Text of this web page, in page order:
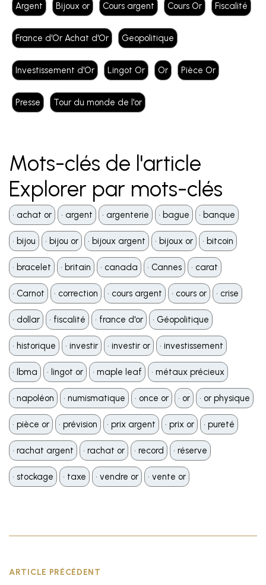
Argent Bijoux or Cours argent Cours Or Fiscalité
France d'Or Achat d'Or Geopolitique
Investissement d'Or Lingot Or Or Pièce Or
Presse Tour du monde de l'or
Mots-clés de l'article
Explorer par mots-clés
•️ achat or •️ argent •️ argenterie •️ bague •️ banque
•️ bijou •️ bijou or •️ bijoux argent •️ bijoux or •️ bitcoin
•️ bracelet •️ britain •️ canada •️ Cannes •️ carat
•️ Carnot •️ correction •️ cours argent •️ cours or •️ crise
•️ dollar •️ fiscalité •️ france d'or •️ Géopolitique
•️ historique •️ investir •️ investir or •️ investissement
•️ lbma •️ lingot or •️ maple leaf •️ métaux précieux
•️ napoléon •️ numismatique •️ once or •️ or •️ or physique
•️ pièce or •️ prévision •️ prix argent •️ prix or •️ pureté
•️ rachat argent •️ rachat or •️ record •️ réserve
•️ stockage •️ taxe •️ vendre or •️ vente or
ARTICLE PRÉCÉDENT